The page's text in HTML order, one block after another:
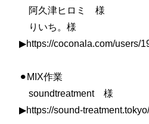
阿久津ヒロミ 様
りいち。様
▶︎https://coconala.com/users/
⚫︎MIX作業
soundtreatment 様
▶︎https://sound-treatment.tokyo/​​​​